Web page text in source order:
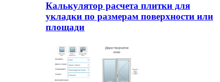
Калькулятор расчета плитки для
укладки по размерам поверхности или
площади